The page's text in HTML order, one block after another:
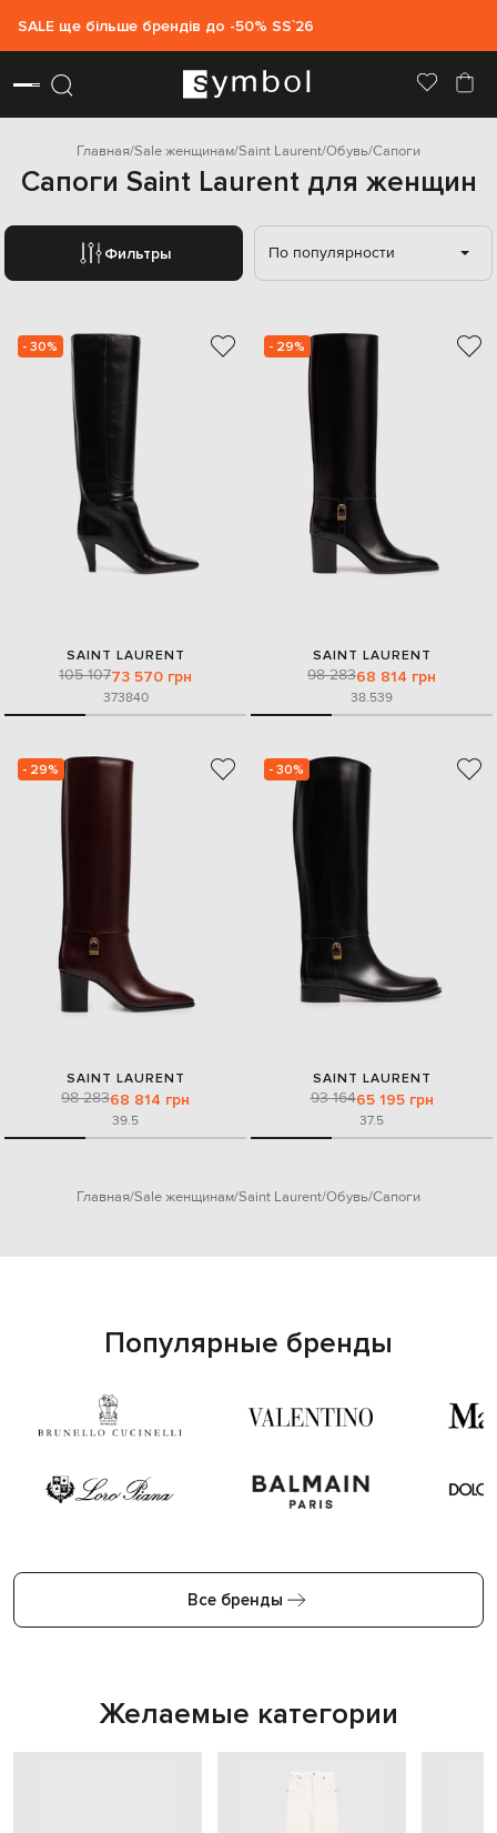
SALE ще більше брендів до -50% SS`26
Главная Sale женщинам Saint Laurent Обувь Сапоги
Сапоги Saint Laurent для женщин
Фильтры По популярности
- 30%
SAINT LAURENT
105 10773 570 грн
373840
- 29%
SAINT LAURENT
98 28368 814 грн
38.539
- 29%
SAINT LAURENT
98 28368 814 грн
39.5
- 30%
SAINT LAURENT
93 16465 195 грн
37.5
Главная Sale женщинам Saint Laurent Обувь Сапоги
Популярные бренды
Все бренды
Желаемые категории